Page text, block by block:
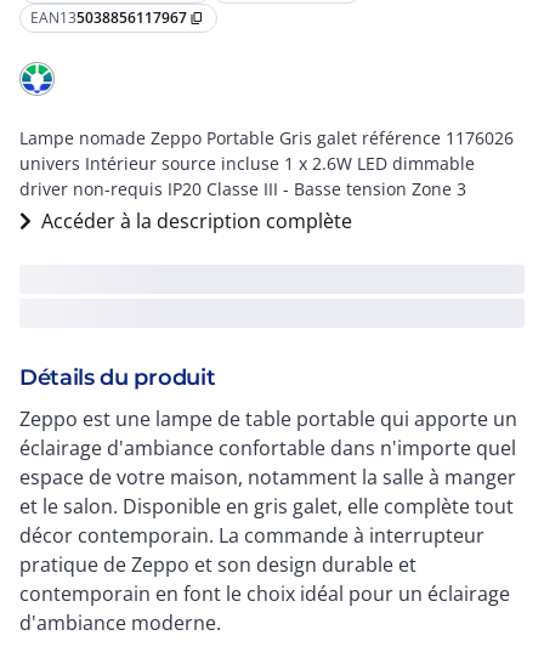
EAN135038856117967 content_copy
Lampe nomade Zeppo Portable Gris galet référence 1176026
univers Intérieur source incluse 1 x 2.6W LED dimmable
driver non-requis IP20 Classe III - Basse tension Zone 3
Accéder à la description complète
Détails du produit
Zeppo est une lampe de table portable qui apporte un
éclairage d'ambiance confortable dans n'importe quel
espace de votre maison, notamment la salle à manger
et le salon. Disponible en gris galet, elle complète tout
décor contemporain. La commande à interrupteur
pratique de Zeppo et son design durable et
contemporain en font le choix idéal pour un éclairage
d'ambiance moderne.